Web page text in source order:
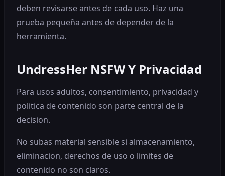
deben revisarse antes de cada uso. Haz una
prueba pequeña antes de depender de la
herramienta.
UndressHer NSFW Y Privacidad
Para usos adultos, consentimiento, privacidad y
politica de contenido son parte central de la
decision.
No subas material sensible si almacenamiento,
eliminacion, derechos de uso o limites de
contenido no son claros.